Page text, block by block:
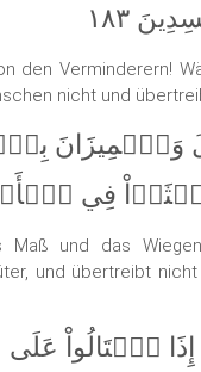
١٨٣
den Verminderern!
nicht und
وَٱلۡمِيزَانَ
تَعۡثَوۡاْ فِي
Maß und das
und übertreibt